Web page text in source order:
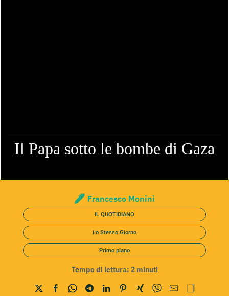
Il Papa sotto le bombe di Gaza
Francesco Monini
IL QUOTIDIANO
Lo Stesso Giorno
Primo piano
Tempo di lettura: 2 minuti